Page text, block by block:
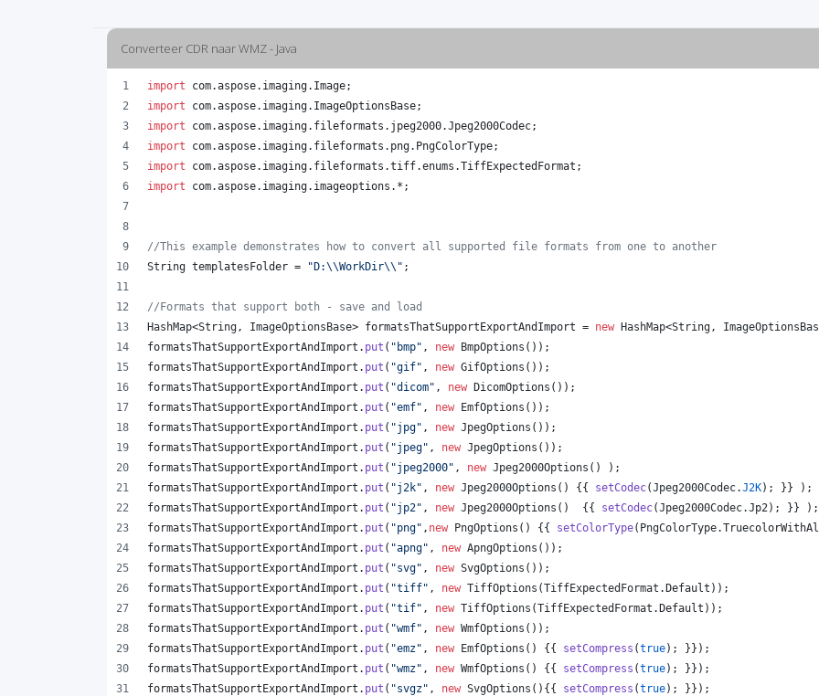
Converteer CDR naar WMZ - Java
import com.aspose. imaging. Image;
import
com.aspose. imaging. ImageOptionsBase;
import
com.aspose. imaging. fileformats . jpeg2000.Jpeg2000Codec;
import
com.aspose. imaging. fileformats . png. PngColorType;
import
com.aspose. imaging. fileformats .tiff.enums .TiffExpectedFormat ;
import
com.aspose. imaging. imageoptions .*;
//This example demonstrates how to convert all supported file formats from one to another
String templatesFolder = "D:\\WorkDir\\ " ;
//Formats that support both - save and load
HashMap<String, ImageOptionsBase> formatsThatSupportExportAndImport = new HashMap<String,
formatsThatSupportExportAndImport . put ( "bmp" , new BmpOptions ());
formatsThatSupportExportAndImport . put ( "gif" , new GifOptions ());
formatsThatSupportExportAndImport . put ( "dicom" , new DicomOptions ());
formatsThatSupportExportAndImport . put ( "emf" , new EmfOptions ());
formatsThatSupportExportAndImport . put ( "jpg" , new JpegOptions ());
formatsThatSupportExportAndImport . put ( "jpeg" , new JpegOptions ());
formatsThatSupportExportAndImport . put ( "jpeg2000" , new Jpeg2000Options () );
formatsThatSupportExportAndImport . put ( "j2k" , new Jpeg2000Options () {{ setCodec(Jpeg2000Codec.J2K); }} );
formatsThatSupportExportAndImport . put ( "jp2" , new Jpeg2000Options ()  {{ setCodec(Jpeg2000Codec.Jp2); }} );
formatsThatSupportExportAndImport . put ( "png" , new PngOptions () {{ setColorType( PngColorType.
formatsThatSupportExportAndImport . put ( "apng" , new ApngOptions ());
formatsThatSupportExportAndImport . put ( "svg" , new SvgOptions ());
formatsThatSupportExportAndImport . put ( "tiff" , new TiffOptions (TiffExpectedFormat . Default ));
formatsThatSupportExportAndImport . put ( "tif" , new TiffOptions (TiffExpectedFormat . Default ));
formatsThatSupportExportAndImport . put ( "wmf" , new WmfOptions ());
formatsThatSupportExportAndImport . put ( "emz" , new EmfOptions () {{ setCompress (true); }});
formatsThatSupportExportAndImport . put ( "wmz" , new WmfOptions () {{ setCompress (true); }});
formatsThatSupportExportAndImport . put ( "svgz" , new SvgOptions (){{ setCompress (true); }});